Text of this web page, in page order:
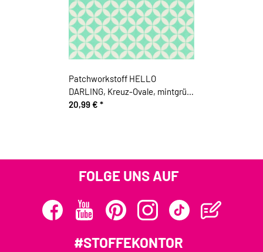
Patchworkstoff HELLO
DARLING, Kreuz-Ovale, mintgrün,
Moda Fabrics
20,99 € *
FOLGE UNS AUF
#STOFFEKONTOR